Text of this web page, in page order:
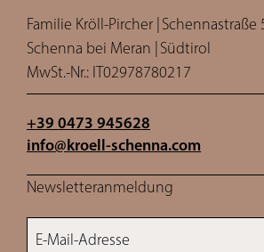
Familie Kröll-Pircher | Schennastraße
Schenna bei Meran | Südtirol
MwSt.-Nr.: IT02978780217
+39 0473 945628
info@kroell-schenna.com
Newsletteranmeldung
E-Mail-Adresse